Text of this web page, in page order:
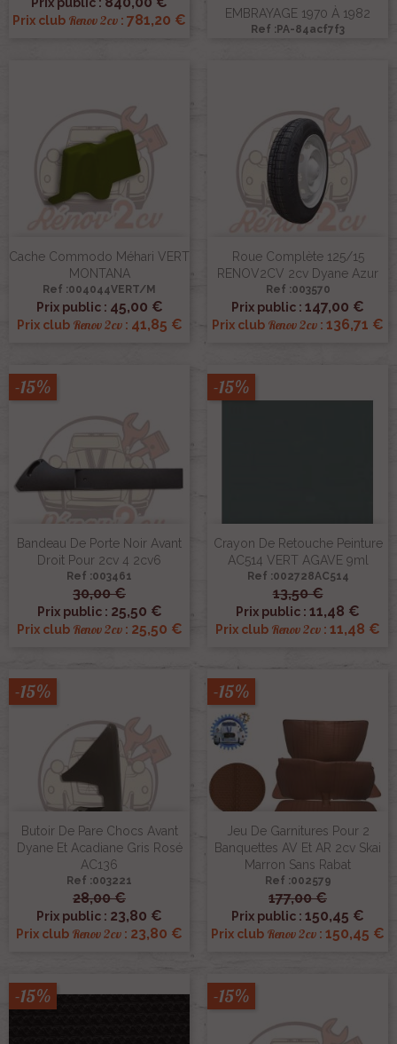
Prix club Renov 2cv : 781,20 € EMBRAYAGE 1970 À 1982
Ref :PA-84acf7f3
Cache Commodo Méhari VERT
MONTANA
Ref :004044VERT/M
Prix public : 45,00 €
Prix club Renov 2cv: 41,85 €
Roue Complète 125/15
RENOV2CV 2cv Dyane Azur
Ref :003570
Prix public : 147,00 €
Prix club Renov 2cv : 136,71 €
Bandeau De Porte Noir Avant
Droit Pour 2cv 4 2cv6
Ref :003461
30,00 €
Prix public : 25,50 €
Prix club Renov 2cv: 25,50 €
-15%
Crayon De Retouche Peinture
AC514 VERT AGAVE 9ml
Ref :002728AC514
13,50 €
Prix public : 11,48 €
Prix club Renov 2cv : 11,48 €
-15%
Butoir De Pare Chocs Avant
Dyane Et Acadiane Gris Rosé
AC136
Ref :003221
28,00 €
Prix public : 23,80 €
Prix club Renov 2cv : 23,80 €
-15%
Jeu De Garnitures Pour 2
Banquettes AV Et AR 2cv Skai
Marron Sans Rabat
Ref :002579
177,00 €
Prix public : 150,45 €
Prix club Renov 2cv : 150,45 €
-15%
-15% -15%